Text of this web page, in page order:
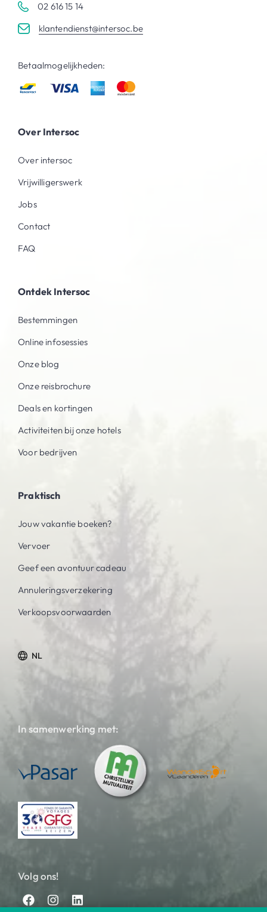
02 616 15 14
klantendienst@intersoc.be
Betaalmogelijkheden:
Over Intersoc
Over intersoc
Vrijwilligerswerk
Jobs
Contact
FAQ
Ontdek Intersoc
Bestemmingen
Online infosessies
Onze blog
Onze reisbrochure
Deals en kortingen
Activiteiten bij onze hotels
Voor bedrijven
Praktisch
Jouw vakantie boeken?
Vervoer
Geef een avontuur cadeau
Annuleringsverzekering
Verkoopsvoorwaarden
NL
In samenwerking met:
Volg ons!